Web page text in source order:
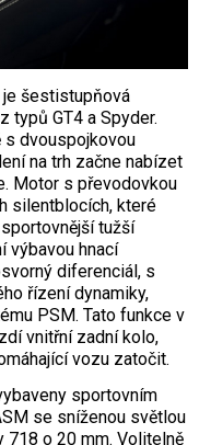
je šestistupňová
typů GT4 a Spyder.
s dvouspojkovou
na trh začne nabízet
Motor s převodovkou
silentblocích, které
tužší
výbavou hnací
diferenciál, s
řízení dynamiky,
PSM. Tato funkce v
vnitřní zadní kolo,
vozu zatočit.
sportovním
se sníženou světlou
718 o 20 mm. Volitelně